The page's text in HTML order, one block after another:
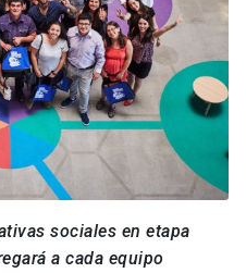
sociales en etapa
a cada equipo